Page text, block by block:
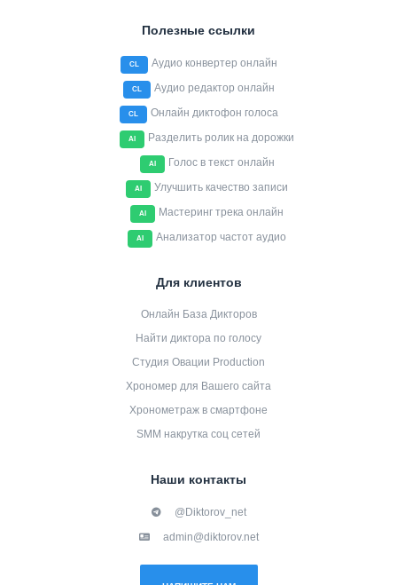
Полезные ссылки
CL Аудио конвертер онлайн
CL Аудио редактор онлайн
CL Онлайн диктофон голоса
AI Разделить ролик на дорожки
AI Голос в текст онлайн
AI Улучшить качество записи
AI Мастеринг трека онлайн
AI Анализатор частот аудио
Для клиентов
Онлайн База Дикторов
Найти диктора по голосу
Студия Овации Production
Хрономер для Вашего сайта
Хронометраж в смартфоне
SMM накрутка соц сетей
Наши контакты
@Diktorov_net
admin@diktorov.net